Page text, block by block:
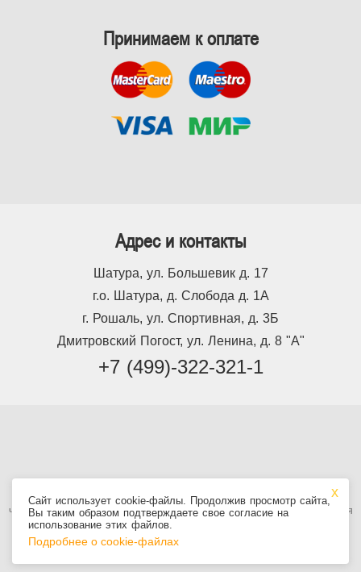
Принимаем к оплате
Адрес и контакты
Шатура, ул. Большевик д. 17
г.о. Шатура, д. Слобода д. 1А
г. Рошаль, ул. Спортивная, д. 3Б
Дмитровский Погост, ул. Ленина, д. 8 "А"
+7 (499)-322-321-1
Используя сайт, вы принимаетеПользовательское соглашение, в том
числе условия использования cookie. Информация на сайте не является
публичной офертой.
Сайт использует cookie-файлы. Продолжив просмотр сайта,
Вы таким образом подтверждаете свое согласие на
использование этих файлов.
Подробнее о cookie-файлах